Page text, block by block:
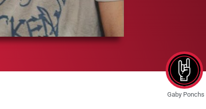
Gaby Ponchs